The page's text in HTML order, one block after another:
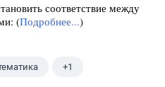
соответствие между
(Подробнее...)
+1